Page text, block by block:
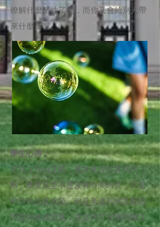
瞭解什麼塑性了你，而你又會給別人帶
來什麼影響。
學生心得：
在找上Tina之前，我本來沒打算找代
辦，畢竟我並不是沒有時間研究，只是
申請時正在大陸。但是考慮到網路翻牆
問題與總總因素，在諮詢了五間代辦之